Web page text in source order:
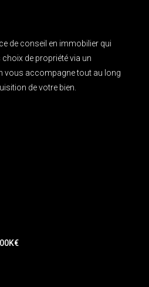
de conseil en immobilier qui
de propriété via un
vous accompagne tout au long
de votre bien.